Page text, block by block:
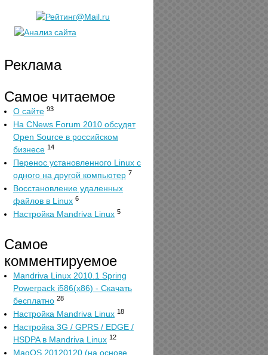
Реклама
Самое читаемое
О сайте 93
На CNews Forum 2010 обсудят
Open Source в российском
бизнесе 14
Перенос установленного Linux с
одного на другой компьютер 7
Восстановление удаленных
файлов в Linux 6
Настройка Mandriva Linux 5
Самое
комментируемое
Mandriva Linux 2010.1 Spring
Powerpack i586(x86) - Скачать
бесплатно 28
Настройка Mandriva Linux 18
Настройка 3G / GPRS / EDGE /
HSDPA в Mandriva Linux 12
MagOS 20120120 (на основе